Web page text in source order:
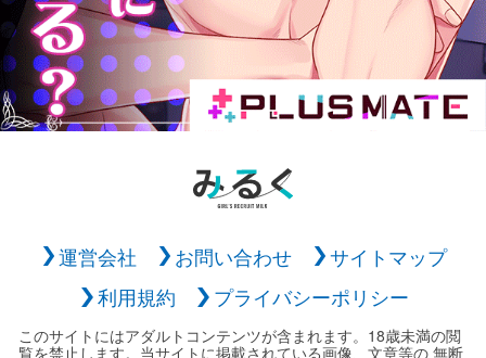
運営会社 お問い合わせ
サイトマップ
利用規約
プライバシーポリシー
このサイトにはアダルトコンテンツが含まれます。18歳未満の閲
覧を禁止します。当サイトに掲載されている画像、文章等の 無断